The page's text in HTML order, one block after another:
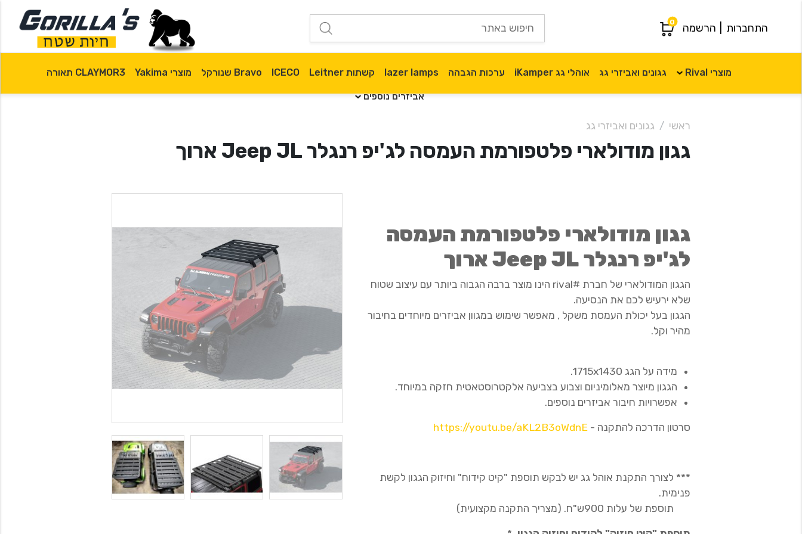
התחברות הרשמה 0
מוצרי Rival גגונים ואביזרי גג אוהלי גג iKamper ערכות הגבהה lazer lamps קשתות Leitner ICECO Bravo שנורקל מוצרי Yakima CLAYMOR3 תאורה
אביזרים נוספים
ראשי גגונים ואביזרי גג
גגון מודולארי פלטפורמת העמסה לג'יפ רנגלר Jeep JL ארוך
גגון מודולארי פלטפורמת העמסה
לג'יפ רנגלר Jeep JL ארוך
הגגון המודולארי של חברת #rival הינו מוצר ברבה הגבוה ביותר עם עיצוב שטוח
שלא ירעיש לכם את הנסיעה.
הגגון בעל יכולת העמסת משקל , מאפשר שימוש במגוון אביזרים מיוחדים בחיבור
מהיר וקל.
מידה על הגג 1715x1430.
הגגון מיוצר מאלומיניום וצבוע בצביעה אלקטרוסטאטית חזקה במיוחד.
אפשרויות חיבור אביזרים נוספים.
סרטון הדרכה להתקנה - https://youtu.be/aKL2B3oWdnE
*** לצורך התקנת אוהל גג יש לבקש תוספת "קיט קידוח" וחיזוק הגגון לקשת
פנימית.
תוספת של עלות 900ש"ח. (מצריך התקנה מקצועית)